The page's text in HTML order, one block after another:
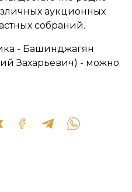
аукционных
собраний.
- Башинджагян
Захарьевич) - можно